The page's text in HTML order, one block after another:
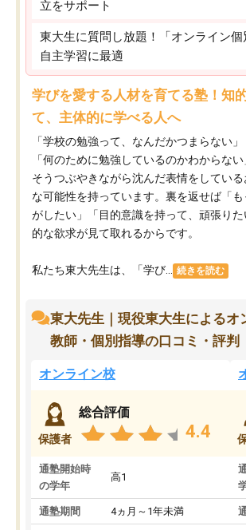
立をサポート
東大生に質問し放題！「オンライン
自主学習に最適
学びを愛する人材を育てる塾！知
て、主体的に学べる人へ
「学校の勉強って、なんだかつまらない」
「何のために勉強しているのかわからない
そうつぶやきながら沈んだ表情をしている
な可能性を持っています。裏を返せば「
がしたい」「目的意識を持って、頑張り
的な欲求が見て取れるからです。
私たち東大先生は、「学び... 続きを読む
東大先生｜現役東大生によるオ
教師・個別指導の口コミ・評判
オンライン校
保護者
総合評価
4.4
通塾開始時
の学年
高1
通塾期間 4ヵ月～1年未満